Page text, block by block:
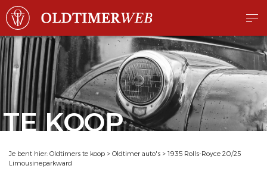
TE KOOP
Je bent hier: Oldtimers te koop > Oldtimer auto's > 1935 Rolls-Royce 20/25
Limousineparkward